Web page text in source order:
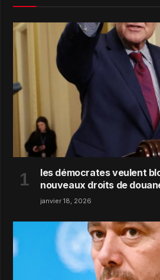
les démocrates veulent
nouveaux droits de
janvier 18, 2026